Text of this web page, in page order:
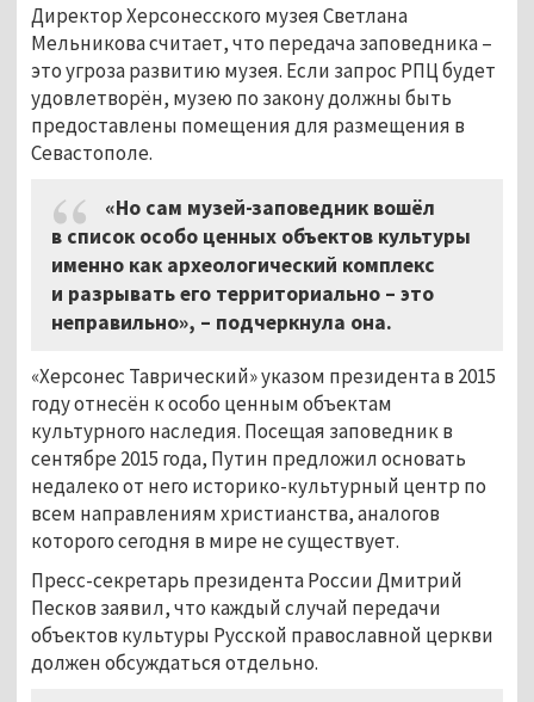
Директор Херсонесского музея Светлана
Мельникова считает, что передача заповедника –
это угроза развитию музея. Если запрос РПЦ будет
удовлетворён, музею по закону должны быть
предоставлены помещения для размещения в
Севастополе.
«Но сам музей-заповедник вошёл
в список особо ценных объектов культуры
именно как археологический комплекс
и разрывать его территориально – это
неправильно», – подчеркнула она.
«Херсонес Таврический» указом президента в 2015
году отнесён к особо ценным объектам
культурного наследия. Посещая заповедник в
сентябре 2015 года, Путин предложил основать
недалеко от него историко-культурный центр по
всем направлениям христианства, аналогов
которого сегодня в мире не существует.
Пресс-секретарь президента России Дмитрий
Песков заявил, что каждый случай передачи
объектов культуры Русской православной церкви
должен обсуждаться отдельно.